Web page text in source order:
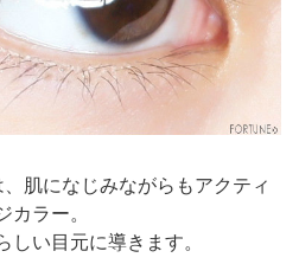
肌になじみながらもアクティ
ラー。
い目元に導きます。